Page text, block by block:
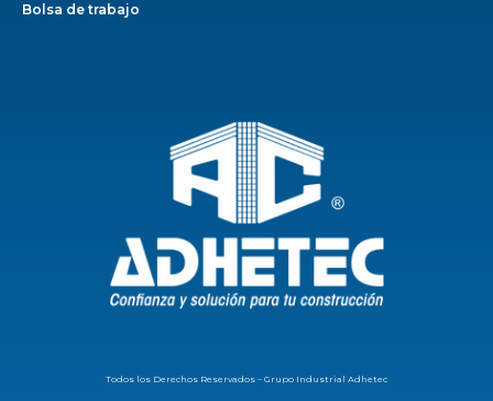
Bolsa de trabajo
Todos los Derechos Reservados – Grupo Industrial Adhetec